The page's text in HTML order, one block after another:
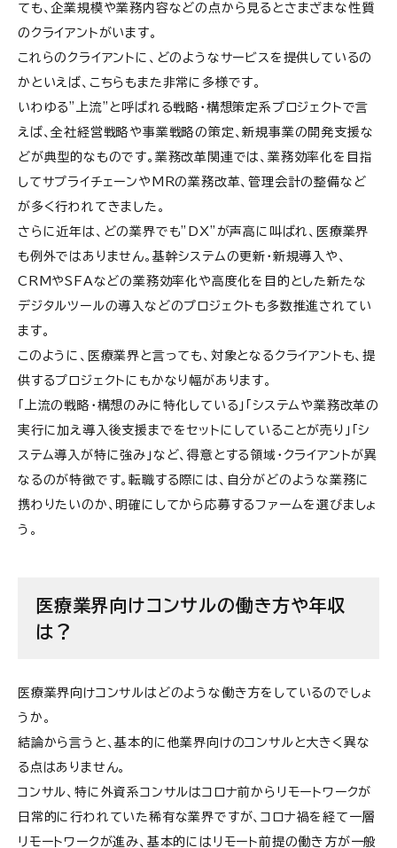
ても、企業規模や業務内容などの点から見るとさまざまな性質
のクライアントがいます。
これらのクライアントに、どのようなサービスを提供しているの
かといえば、こちらもまた非常に多様です。
いわゆる”上流”と呼ばれる戦略・構想策定系プロジェクトで言
えば、全社経営戦略や事業戦略の策定、新規事業の開発支援な
どが典型的なものです。業務改革関連では、業務効率化を目指
してサプライチェーンやMRの業務改革、管理会計の整備など
が多く行われてきました。
さらに近年は、どの業界でも”DX”が声高に叫ばれ、医療業界
も例外ではありません。基幹システムの更新・新規導入や、
CRMやSFAなどの業務効率化や高度化を目的とした新たな
デジタルツールの導入などのプロジェクトも多数推進されてい
ます。
このように、医療業界と言っても、対象となるクライアントも、提
供するプロジェクトにもかなり幅があります。
「上流の戦略・構想のみに特化している」「システムや業務改革の
実行に加え導入後支援までをセットにしていることが売り」「シ
ステム導入が特に強み」など、得意とする領域・クライアントが異
なるのが特徴です。転職する際には、自分がどのような業務に
携わりたいのか、明確にしてから応募するファームを選びましょ
う。
医療業界向けコンサルの働き方や年収
は？
医療業界向けコンサルはどのような働き方をしているのでしょ
うか。
結論から言うと、基本的に他業界向けのコンサルと大きく異な
る点はありません。
コンサル、特に外資系コンサルはコロナ前からリモートワークが
日常的に行われていた稀有な業界ですが、コロナ禍を経て一層
リモートワークが進み、基本的にはリモート前提の働き方が一般